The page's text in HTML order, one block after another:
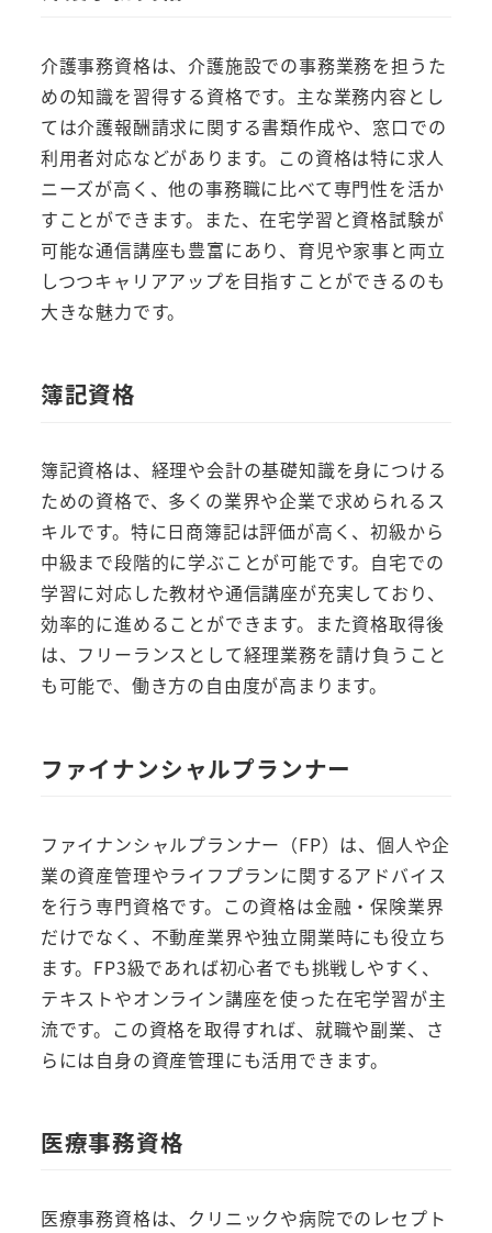
介護事務資格は、介護施設での事務業務を担うた
めの知識を習得する資格です。主な業務内容とし
ては介護報酬請求に関する書類作成や、窓口での
利用者対応などがあります。この資格は特に求人
ニーズが高く、他の事務職に比べて専門性を活か
すことができます。また、在宅学習と資格試験が
可能な通信講座も豊富にあり、育児や家事と両立
しつつキャリアアップを目指すことができるのも
大きな魅力です。
簿記資格
簿記資格は、経理や会計の基礎知識を身につける
ための資格で、多くの業界や企業で求められるス
キルです。特に日商簿記は評価が高く、初級から
中級まで段階的に学ぶことが可能です。自宅での
学習に対応した教材や通信講座が充実しており、
効率的に進めることができます。また資格取得後
は、フリーランスとして経理業務を請け負うこと
も可能で、働き方の自由度が高まります。
ファイナンシャルプランナー
ファイナンシャルプランナー（FP）は、個人や企
業の資産管理やライフプランに関するアドバイス
を行う専門資格です。この資格は金融・保険業界
だけでなく、不動産業界や独立開業時にも役立ち
ます。FP3級であれば初心者でも挑戦しやすく、
テキストやオンライン講座を使った在宅学習が主
流です。この資格を取得すれば、就職や副業、さ
らには自身の資産管理にも活用できます。
医療事務資格
医療事務資格は、クリニックや病院でのレセプト